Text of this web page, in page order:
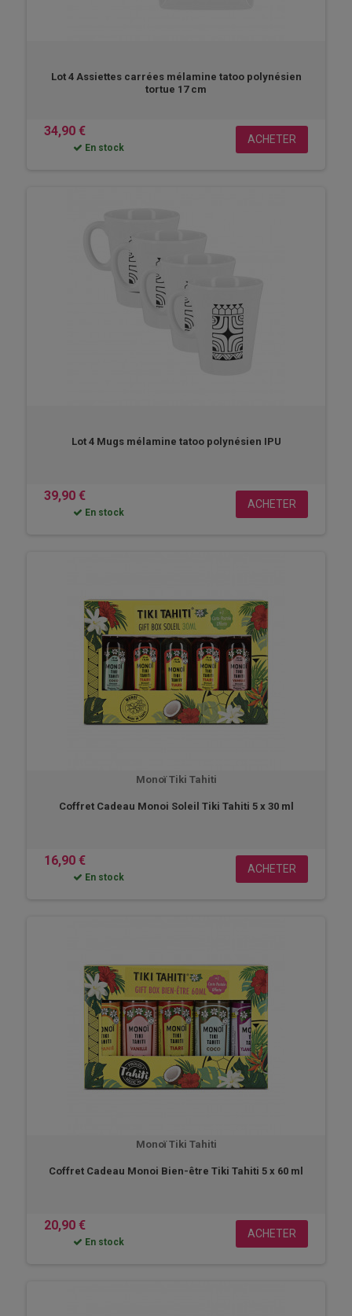
Lot 4 Assiettes carrées mélamine tatoo polynésien
tortue 17 cm
34,90 €
En stock
ACHETER
Lot 4 Mugs mélamine tatoo polynésien IPU
39,90 €
En stock
ACHETER
Monoï Tiki Tahiti
Coffret Cadeau Monoi Soleil Tiki Tahiti 5 x 30 ml
16,90 €
En stock
ACHETER
Monoï Tiki Tahiti
Coffret Cadeau Monoi Bien-être Tiki Tahiti 5 x 60 ml
20,90 €
En stock
ACHETER